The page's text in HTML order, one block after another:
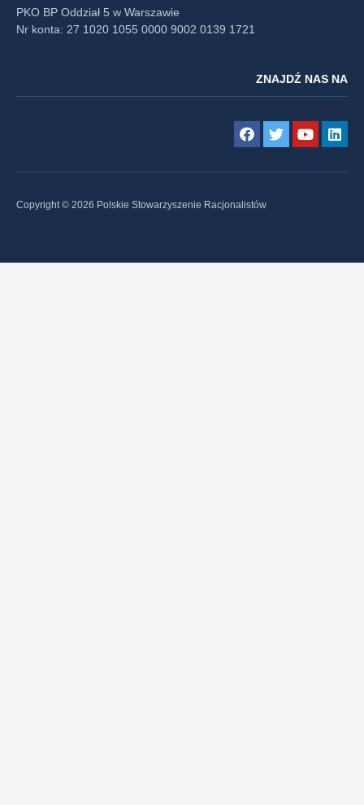
PKO BP Oddział 5 w Warszawie
Nr konta: 27 1020 1055 0000 9002 0139 1721
ZNAJDŹ NAS NA
Copyright © 2026 Polskie Stowarzyszenie Racjonalistów